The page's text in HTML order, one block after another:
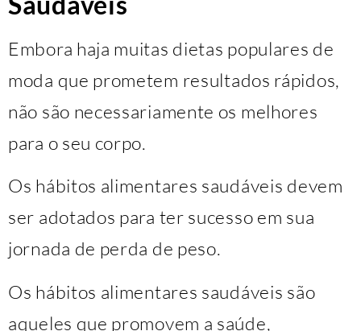
Embora haja muitas dietas populares de
moda que prometem resultados rápidos,
não são necessariamente os melhores
para o seu corpo.
Os hábitos alimentares saudáveis ​​devem
ser adotados para ter sucesso em sua
jornada de perda de peso.
Os hábitos alimentares saudáveis ​​são
aqueles que promovem a saúde,